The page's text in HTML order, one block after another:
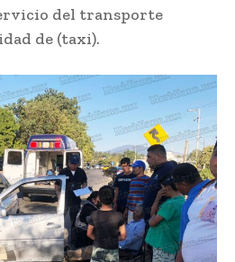
del transporte
de (taxi).